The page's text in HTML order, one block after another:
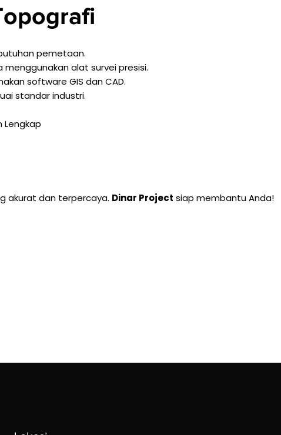
pemetaan.
alat survei presisi.
software GIS dan CAD.
standar industri.
Lengkap
akurat dan terpercaya. Dinar Project siap membantu Anda!